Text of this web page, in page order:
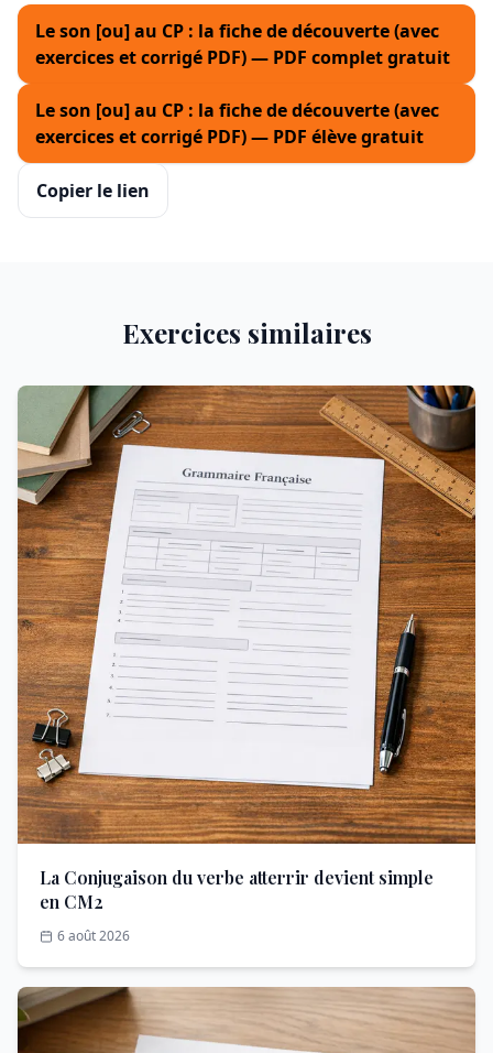
Le son [ou] au CP : la fiche de découverte (avec
exercices et corrigé PDF) — PDF complet gratuit
Le son [ou] au CP : la fiche de découverte (avec
exercices et corrigé PDF) — PDF élève gratuit
Copier le lien
Exercices similaires
La Conjugaison du verbe atterrir devient simple
en CM2
6 août 2026